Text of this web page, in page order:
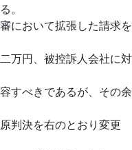
。
において拡張した請求を
万円、被控訴人会社に対
すべきであるが、その余
判決を右のとおり変更